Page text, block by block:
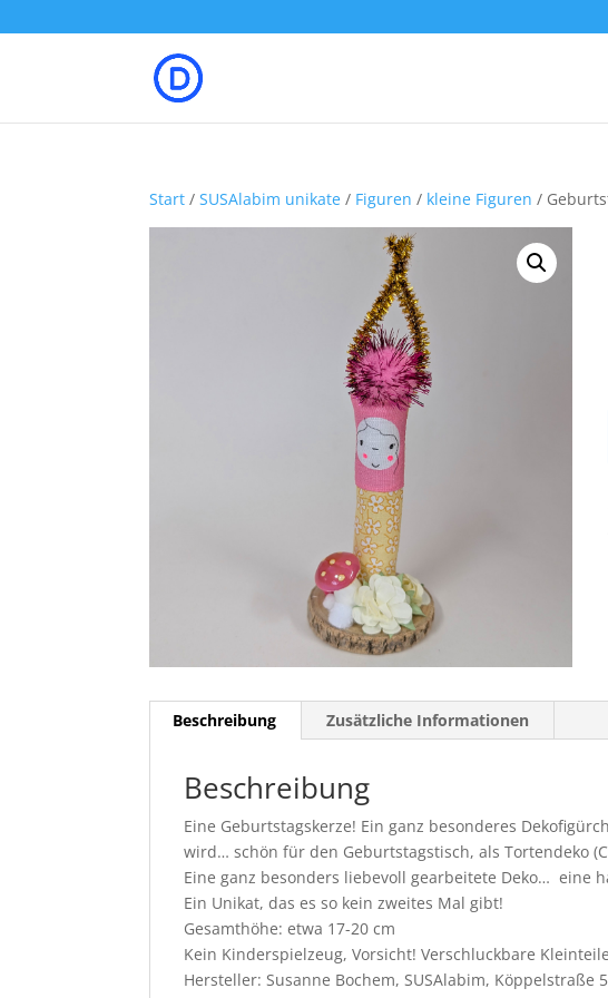
Start /SUSAlabim unikate / Figuren / kleine Figuren /
Beschreibung Zusätzliche Informationen
Beschreibung
Eine Geburtstagskerze! Ein ganz besonderes
wird… schön für den Geburtstagstisch, als Tortendeko
Eine ganz besonders liebevoll gearbeitete Deko… eine
Ein Unikat, das es so kein zweites Mal gibt!
Gesamthöhe: etwa 17-20 cm
Kein Kinderspielzeug, Vorsicht! Verschluckbare
Hersteller: Susanne Bochem, SUSAlabim, Köppelstraße